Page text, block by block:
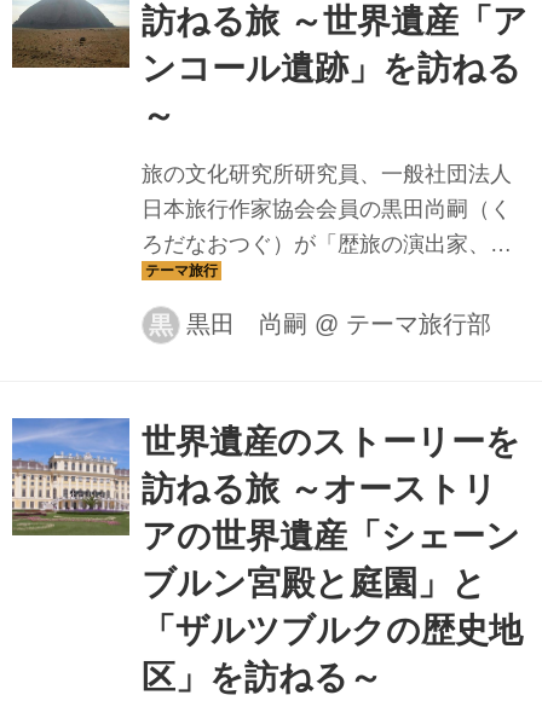
訪ねる旅 ～世界遺産「ア
ンコール遺跡」を訪ねる
～
旅の文化研究所研究員、一般社団法人
日本旅行作家協会会員の黒田尚嗣（く
ろだなおつぐ）が「歴旅の演出家、旅
する世界遺産の語り部」として旅につ
いて熱く語ります。 第2回は「アンコー
ル遺跡」をめぐるストーリーをお届け
黒 黒田 尚嗣 @ テーマ旅行部
世界遺産のストーリーを
訪ねる旅 ～オーストリ
アの世界遺産「シェーン
ブルン宮殿と庭園」と
「ザルツブルクの歴史地
区」を訪ねる～